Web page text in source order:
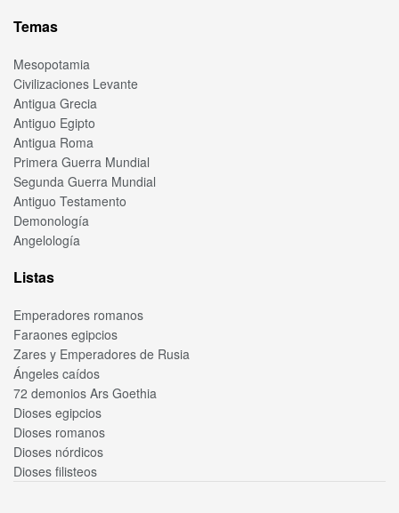
Temas
Mesopotamia
Civilizaciones Levante
Antigua Grecia
Antiguo Egipto
Antigua Roma
Primera Guerra Mundial
Segunda Guerra Mundial
Antiguo Testamento
Demonología
Angelología
Listas
Emperadores romanos
Faraones egipcios
Zares y Emperadores de Rusia
Ángeles caídos
72 demonios Ars Goethia
Dioses egipcios
Dioses romanos
Dioses nórdicos
Dioses filisteos